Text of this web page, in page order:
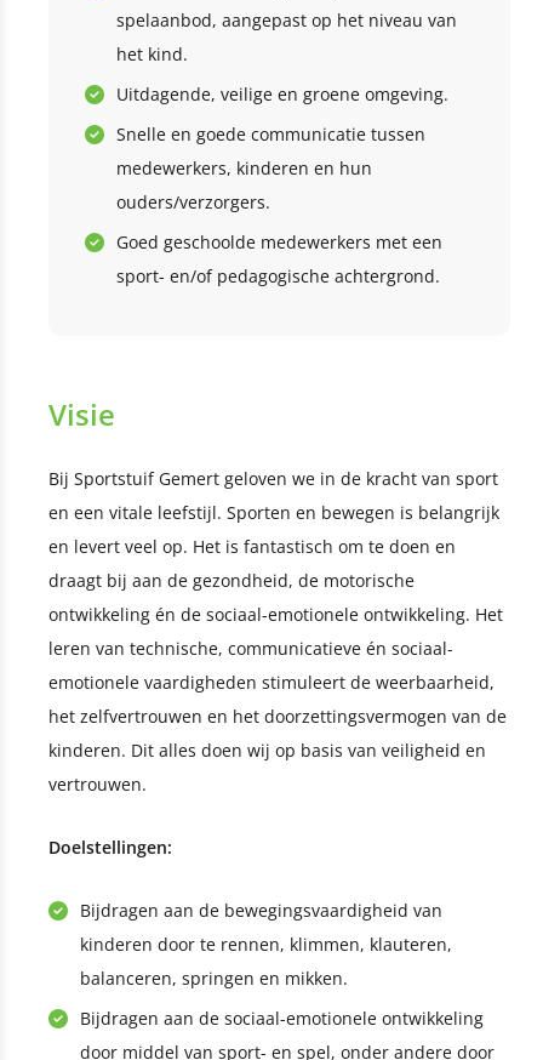
spelaanbod, aangepast op het niveau van
het kind.
Uitdagende, veilige en groene omgeving.
Snelle en goede communicatie tussen
medewerkers, kinderen en hun
ouders/verzorgers.
Goed geschoolde medewerkers met een
sport- en/of pedagogische achtergrond.
Visie
Bij Sportstuif Gemert geloven we in de kracht van sport
en een vitale leefstijl. Sporten en bewegen is belangrijk
en levert veel op. Het is fantastisch om te doen en
draagt bij aan de gezondheid, de motorische
ontwikkeling én de sociaal-emotionele ontwikkeling. Het
leren van technische, communicatieve én sociaal-
emotionele vaardigheden stimuleert de weerbaarheid,
het zelfvertrouwen en het doorzettingsvermogen van de
kinderen. Dit alles doen wij op basis van veiligheid en
vertrouwen.
Doelstellingen:
Bijdragen aan de bewegingsvaardigheid van
kinderen door te rennen, klimmen, klauteren,
balanceren, springen en mikken.
Bijdragen aan de sociaal-emotionele ontwikkeling
door middel van sport- en spel, onder andere door